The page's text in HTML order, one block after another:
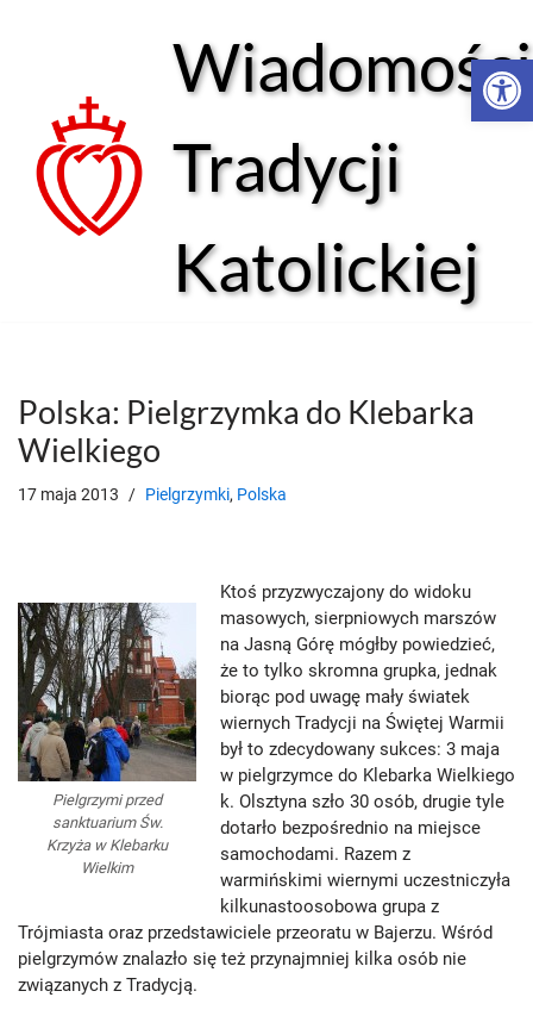
treści
Wiadomości
Tradycji
Katolickiej
Polska: Pielgrzymka do Klebarka
Wielkiego
17 maja 2013 Pielgrzymki, Polska
Pielgrzymi przed
sanktuarium Św.
Krzyża w Klebarku
Wielkim
Ktoś przyzwyczajony do widoku
masowych, sierpniowych marszów
na Jasną Górę mógłby powiedzieć,
że to tylko skromna grupka, jednak
biorąc pod uwagę mały światek
wiernych Tradycji na Świętej Warmii
był to zdecydowany sukces: 3 maja
w pielgrzymce do Klebarka Wielkiego
k. Olsztyna szło 30 osób, drugie tyle
dotarło bezpośrednio na miejsce
samochodami. Razem z
warmińskimi wiernymi uczestniczyła
kilkunastoosobowa grupa z
Trójmiasta oraz przedstawiciele przeoratu w Bajerzu. Wśród
pielgrzymów znalazło się też przynajmniej kilka osób nie
związanych z Tradycją.